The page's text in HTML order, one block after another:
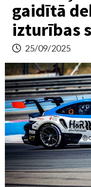
gaidītā
izturības
25/09/2025